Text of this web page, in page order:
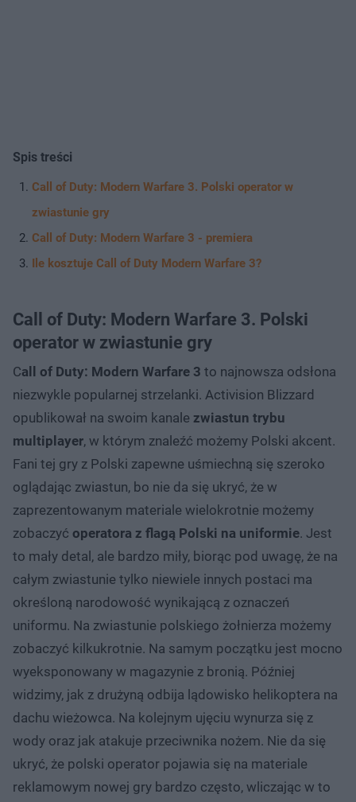
Spis treści
Call of Duty: Modern Warfare 3. Polski operator w
zwiastunie gry
Call of Duty: Modern Warfare 3 - premiera
Ile kosztuje Call of Duty Modern Warfare 3?
Call of Duty: Modern Warfare 3. Polski
operator w zwiastunie gry
Call of Duty: Modern Warfare 3 to najnowsza odsłona
niezwykle popularnej strzelanki. Activision Blizzard
opublikował na swoim kanale zwiastun trybu
multiplayer, w którym znaleźć możemy Polski akcent.
Fani tej gry z Polski zapewne uśmiechną się szeroko
oglądając zwiastun, bo nie da się ukryć, że w
zaprezentowanym materiale wielokrotnie możemy
zobaczyć operatora z flagą Polski na uniformie. Jest
to mały detal, ale bardzo miły, biorąc pod uwagę, że na
całym zwiastunie tylko niewiele innych postaci ma
określoną narodowość wynikającą z oznaczeń
uniformu. Na zwiastunie polskiego żołnierza możemy
zobaczyć kilkukrotnie. Na samym początku jest mocno
wyeksponowany w magazynie z bronią. Później
widzimy, jak z drużyną odbija lądowisko helikoptera na
dachu wieżowca. Na kolejnym ujęciu wynurza się z
wody oraz jak atakuje przeciwnika nożem. Nie da się
ukryć, że polski operator pojawia się na materiale
reklamowym nowej gry bardzo często, wliczając w to